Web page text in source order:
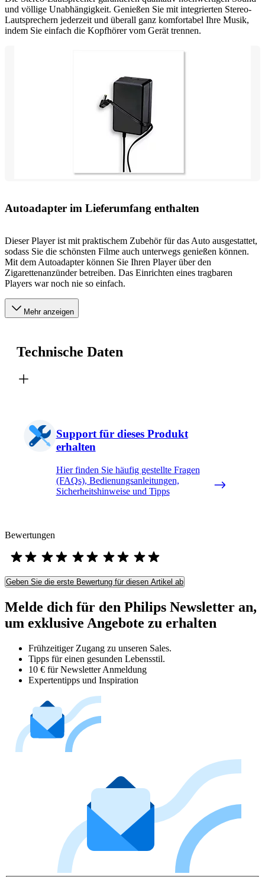
und völlige Unabhängigkeit. Genießen Sie mit integrierten Stereo-
Lautsprechern jederzeit und überall ganz komfortabel Ihre Musik,
indem Sie einfach die Kopfhörer vom Gerät trennen.
Autoadapter im Lieferumfang enthalten
Dieser Player ist mit praktischem Zubehör für das Auto ausgestattet,
sodass Sie die schönsten Filme auch unterwegs genießen können.
Mit dem Autoadapter können Sie Ihren Player über den
Zigarettenanzünder betreiben. Das Einrichten eines tragbaren
Players war noch nie so einfach.
Mehr anzeigen
Technische Daten
Support für dieses Produkt
erhalten
Hier finden Sie häufig gestellte Fragen
(FAQs), Bedienungsanleitungen,
Sicherheitshinweise und Tipps
Bewertungen
Geben Sie die erste Bewertung für diesen Artikel ab
Melde dich für den Philips Newsletter an,
um exklusive Angebote zu erhalten
Frühzeitiger Zugang zu unseren Sales.
Tipps für einen gesunden Lebensstil.
10 € für Newsletter Anmeldung
Expertentipps und Inspiration